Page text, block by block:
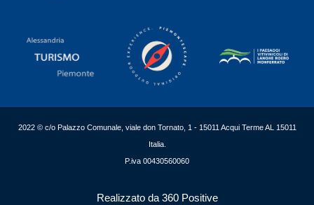
2022 © c/o Palazzo Comunale, viale don Tornato, 1 - 15011 Acqui Terme AL 15011
Italia.
P.iva 00430560060
Realizzato da 360 Positive